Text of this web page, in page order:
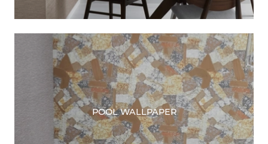
POOL WALLPAPER